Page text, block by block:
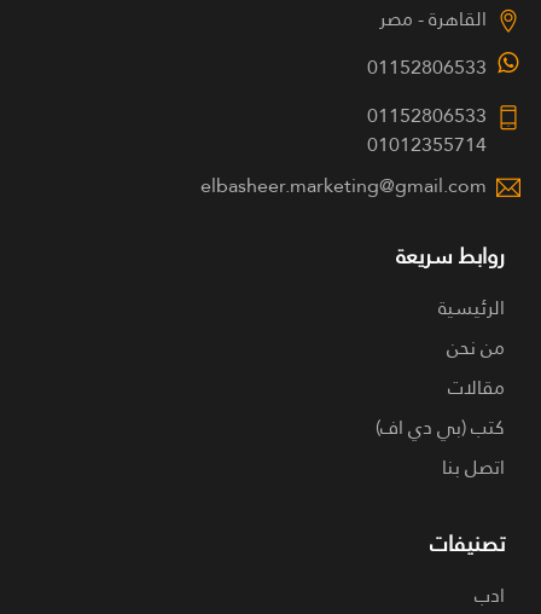
القاهرة - مصر
01152806533
01152806533
01012355714
elbasheer.marketing@gmail.com
روابط سريعة
الرئيسية
من نحن
مقالات
كتب (بي دي اف)
اتصل بنا
تصنيفات
ادب